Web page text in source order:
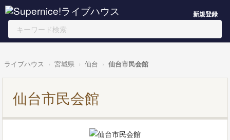
新規登録
ライブハウス 宮城県 仙台 仙台市民会館
仙台市民会館